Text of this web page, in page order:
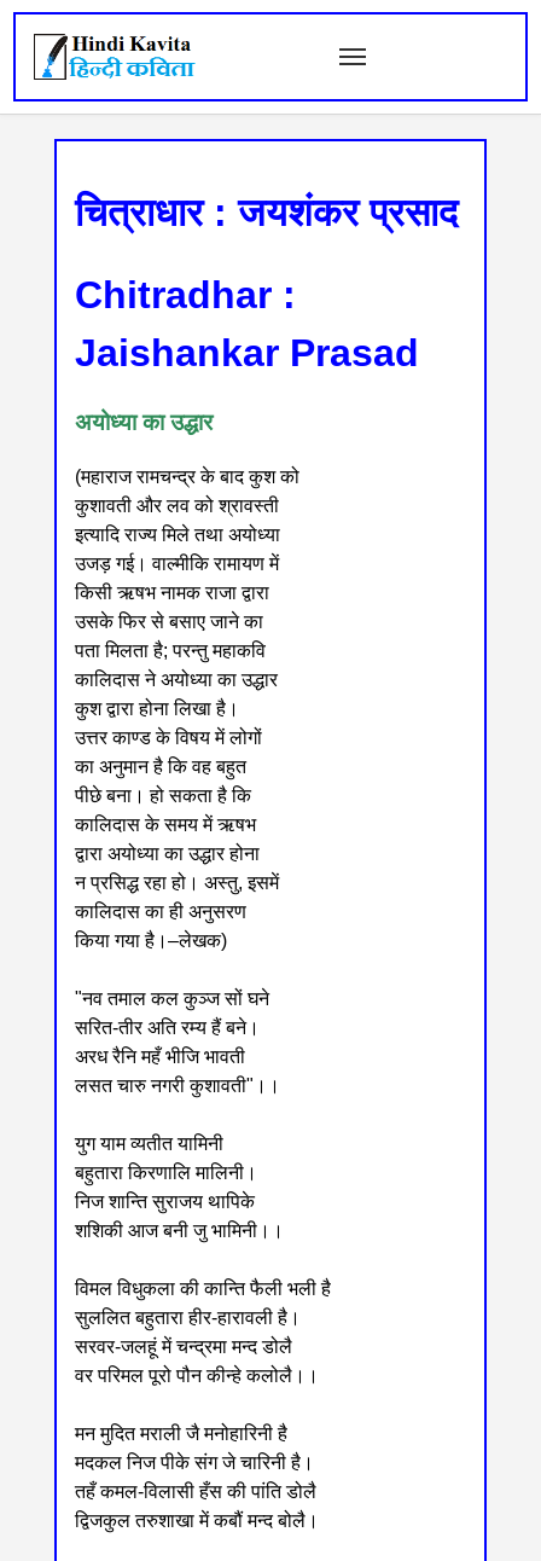
चित्राधार : जयशंकर प्रसाद
Chitradhar :
Jaishankar Prasad
अयोध्या का उद्धार
(महाराज रामचन्द्र के बाद कुश को
कुशावती और लव को श्रावस्ती
इत्यादि राज्य मिले तथा अयोध्या
उजड़ गई। वाल्मीकि रामायण में
किसी ऋषभ नामक राजा द्वारा
उसके फिर से बसाए जाने का
पता मिलता है; परन्तु महाकवि
कालिदास ने अयोध्या का उद्धार
कुश द्वारा होना लिखा है।
उत्तर काण्ड के विषय में लोगों
का अनुमान है कि वह बहुत
पीछे बना। हो सकता है कि
कालिदास के समय में ऋषभ
द्वारा अयोध्या का उद्धार होना
न प्रसिद्ध रहा हो। अस्तु, इसमें
कालिदास का ही अनुसरण
किया गया है।‒लेखक)
"नव तमाल कल कुञ्ज सों घने
सरित-तीर अति रम्य हैं बने।
अरध रैनि महँ भीजि भावती
लसत चारु नगरी कुशावती"।।
युग याम व्यतीत यामिनी
बहुतारा किरणालि मालिनी।
निज शान्ति सुराजय थापिके
शशिकी आज बनी जु भामिनी।।
विमल विधुकला की कान्ति फैली भली है
सुललित बहुतारा हीर-हारावली है।
सरवर-जलहूं में चन्द्रमा मन्द डोलै
वर परिमल पूरो पौन कीन्हे कलोलै।।
मन मुदित मराली जै मनोहारिनी है
मदकल निज पीके संग जे चारिनी है।
तहँ कमल-विलासी हँस की पांति डोलै
द्विजकुल तरुशाखा में कबौं मन्द बोलै।